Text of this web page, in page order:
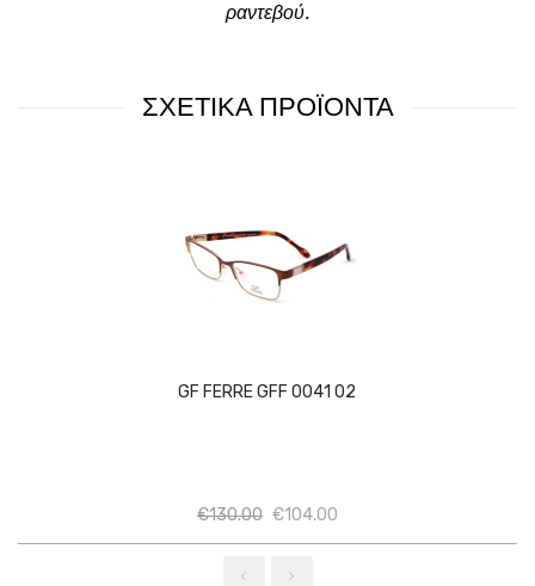
ραντεβού.
ΣΧΕΤΙΚΑ ΠΡΟΪΟΝΤΑ
GF FERRE GFF 0041 02
€130.00 Ποσότητα
€104.00